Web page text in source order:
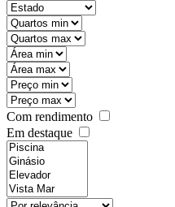
state
mintypo
maxtypo
minarea
maxarea
minprice
maxprice
Com rendimento
Em destaque
features